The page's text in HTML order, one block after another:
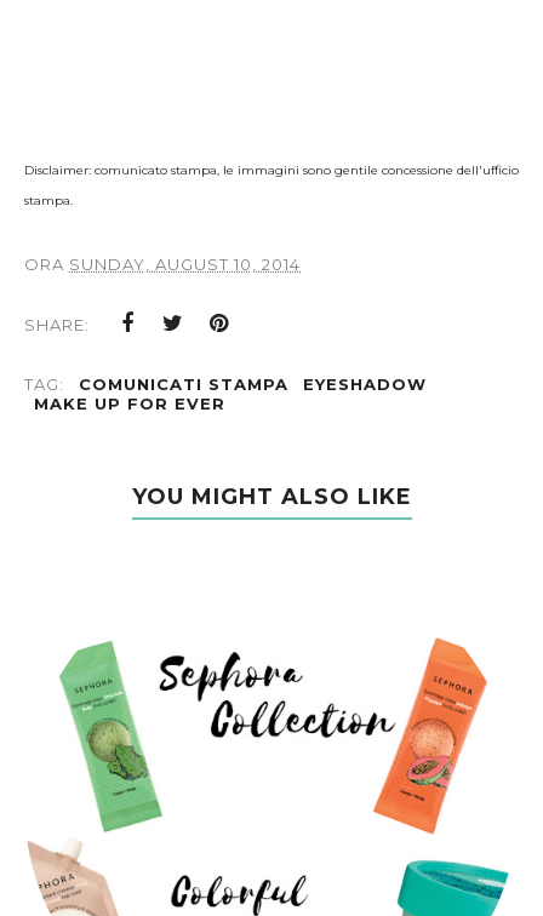
Disclaimer: comunicato stampa, le immagini sono gentile concessione dell'ufficio
stampa.
ORA SUNDAY, AUGUST 10, 2014
SHARE:
TAG: COMUNICATI STAMPA
EYESHADOW
MAKE UP FOR EVER
YOU MIGHT ALSO LIKE